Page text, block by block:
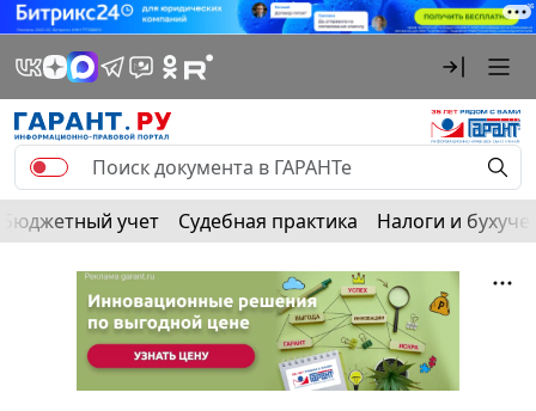
Бюджетный учет Судебная практика Налоги и